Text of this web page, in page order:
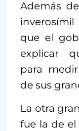
Además
que el
explicar
para
de sus
La otra
fue la de el